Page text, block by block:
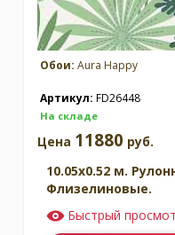
Обои: Aura Happy
Артикул: FD26448
На складе
Цена 11880 руб.
10.05x0.52 м.
Флизелиновые.
Быстрый